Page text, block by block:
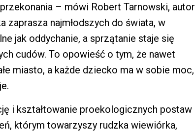
– mówi Robert Tarnowski, autor
najmłodszych do świata, w
jak oddychanie, a sprzątanie staje się
cudów. To opowieść o tym, że nawet
miasto, a każde dziecko ma w sobie moc,
i kształtowanie proekologicznych postaw
którym towarzyszy rudzka wiewiórka,